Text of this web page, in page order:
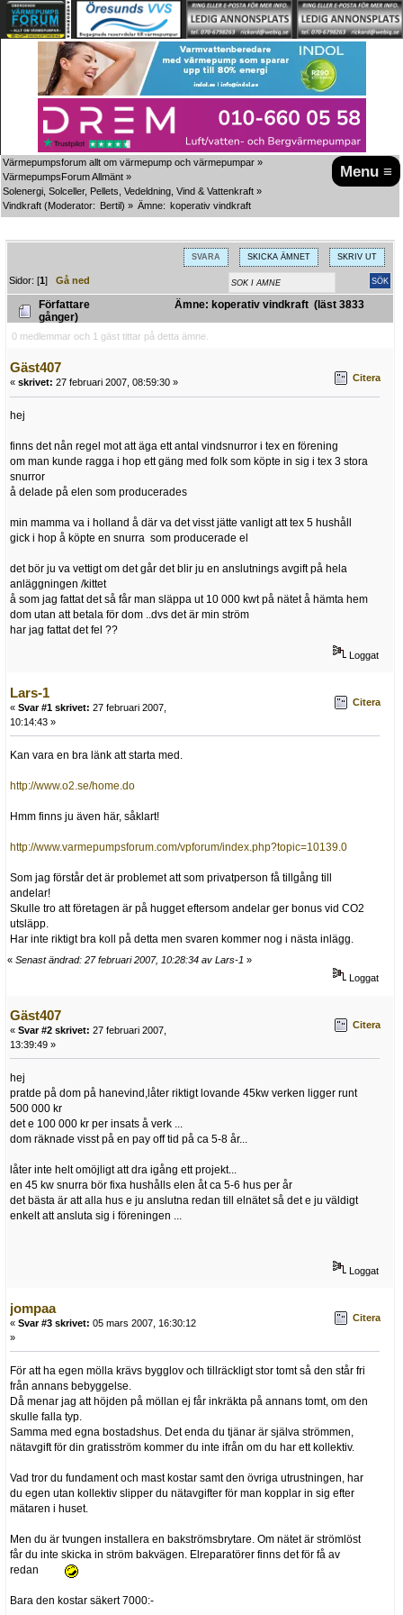
Menu ≡
Värmepumpsforum allt om värmepump och värmepumpar »
VärmepumpsForum Allmänt »
Solenergi, Solceller, Pellets, Vedeldning, Vind & Vattenkraft »
Vindkraft (Moderator: Bertil) » Ämne: koperativ vindkraft
SVARA SKICKA ÄMNET SKRIV UT
Sidor: [1]Gå ned
Författare
Ämne: koperativ vindkraft (läst 3833
gånger)
0 medlemmar och 1 gäst tittar på detta ämne.
Gäst407
« skrivet: 27 februari 2007, 08:59:30 » Citera
hej
finns det nån regel mot att äga ett antal vindsnurror i tex en förening
om man kunde ragga i hop ett gäng med folk som köpte in sig i tex 3 stora
snurror
å delade på elen som producerades
min mamma va i holland å där va det visst jätte vanligt att tex 5 hushåll
gick i hop å köpte en snurra som producerade el
det bör ju va vettigt om det går det blir ju en anslutnings avgift på hela
anläggningen /kittet
å som jag fattat det så får man släppa ut 10 000 kwt på nätet å hämta hem
dom utan att betala för dom ..dvs det är min ström
har jag fattat det fel ??
Loggat
Lars-1
« Svar #1 skrivet: 27 februari 2007,
10:14:43 »
Citera
Kan vara en bra länk att starta med.
http://www.o2.se/home.do
Hmm finns ju även här, såklart!
http://www.varmepumpsforum.com/vpforum/index.php?topic=10139.0
Som jag förstår det är problemet att som privatperson få tillgång till
andelar!
Skulle tro att företagen är på hugget eftersom andelar ger bonus vid CO2
utsläpp.
Har inte riktigt bra koll på detta men svaren kommer nog i nästa inlägg.
« Senast ändrad: 27 februari 2007, 10:28:34 av Lars-1 »
Loggat
Gäst407
« Svar #2 skrivet: 27 februari 2007,
13:39:49 »
Citera
hej
pratde på dom på hanevind,låter riktigt lovande 45kw verken ligger runt
500 000 kr
det e 100 000 kr per insats å verk ...
dom räknade visst på en pay off tid på ca 5-8 år...
låter inte helt omöjligt att dra igång ett projekt...
en 45 kw snurra bör fixa hushålls elen åt ca 5-6 hus per år
det bästa är att alla hus e ju anslutna redan till elnätet så det e ju väldigt
enkelt att ansluta sig i föreningen ...
Loggat
jompaa
« Svar #3 skrivet: 05 mars 2007, 16:30:12
»
Citera
För att ha egen mölla krävs bygglov och tillräckligt stor tomt så den står fri
från annans bebyggelse.
Då menar jag att höjden på möllan ej får inkräkta på annans tomt, om den
skulle falla typ.
Samma med egna bostadshus. Det enda du tjänar är själva strömmen,
nätavgift för din gratisström kommer du inte ifrån om du har ett kollektiv.
Vad tror du fundament och mast kostar samt den övriga utrustningen, har
du egen utan kollektiv slipper du nätavgifter för man kopplar in sig efter
mätaren i huset.
Men du är tvungen installera en bakströmsbrytare. Om nätet är strömlöst
får du inte skicka in ström bakvägen. Elreparatörer finns det för få av
redan
Bara den kostar säkert 7000:-